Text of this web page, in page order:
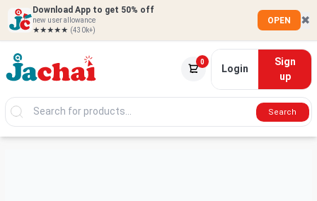
Download App to get 50% off
new user allowance
★★★★★ (430k+)
OPEN ✖
0
Login
Sign
up
Search